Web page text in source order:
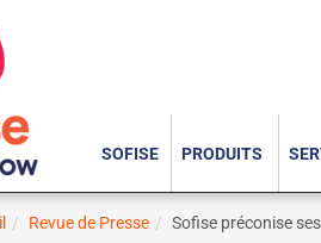
SOFISE PRODUITS
Revue de Presse Sofise préconise